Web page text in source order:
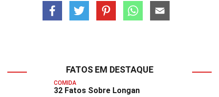
FATOS EM DESTAQUE
COMIDA
32 Fatos Sobre Longan